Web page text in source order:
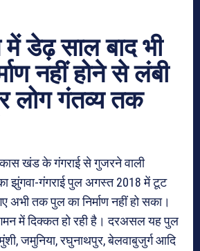
डेढ़ साल बाद भी
नहीं होने से लंबी
लोग गंतव्य तक
खंड के गंगराई से गुजरने वाली
झुंगवा-गंगराई पुल अगस्त 2018 में टूट
अभी तक पुल का निर्माण नहीं हो सका।
में दिक्कत हो रही है। दरअसल यह पुल
जमुनिया, रघुनाथपुर, बेलवाबुजुर्ग आदि